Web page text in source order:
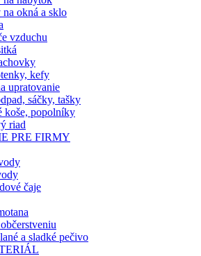
okná a sklo
vzduchu
kefy
upratovanie
sáčky, tašky
koše, popolníky
riad
PRE FIRMY
čaje
a sladké pečivo